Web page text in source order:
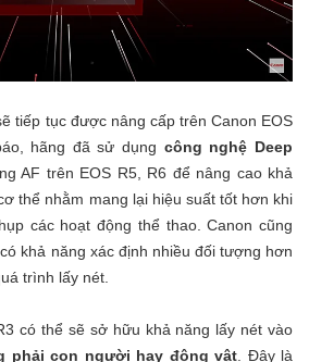
tiếp tục được nâng cấp trên Canon EOS
hãng đã sử dụng công nghệ Deep
AF trên EOS R5, R6 để nâng cao khả
thể nhằm mang lại hiệu suất tốt hơn khi
các hoạt động thể thao. Canon cũng
khả năng xác định nhiều đối tượng hơn
trình lấy nét.
có thể sẽ sở hữu khả năng lấy nét vào
phải con người hay động vật . Đây là